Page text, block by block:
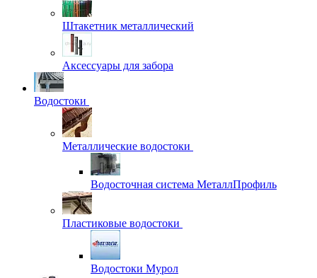
Штакетник металлический
Аксессуары для забора
Водостоки
Металлические водостоки
Водосточная система МеталлПрофиль
Пластиковые водостоки
Водостоки Мурол